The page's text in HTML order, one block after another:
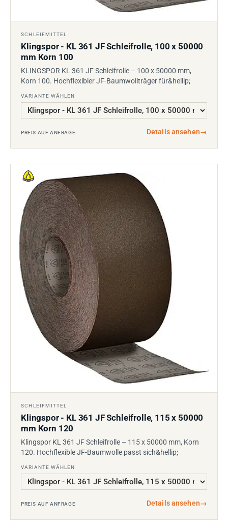
SCHLEIFMITTEL
Klingspor - KL 361 JF Schleifrolle, 100 x 50000
mm Korn 100
KLINGSPOR KL 361 JF Schleifrolle – 100 x 50000 mm,
Korn 100. Hochflexibler JF-Baumwollträger für&hellip;
VARIANTE WÄHLEN
PREIS AUF ANFRAGE Details ansehen→
SCHLEIFMITTEL
Klingspor - KL 361 JF Schleifrolle, 115 x 50000
mm Korn 120
Klingspor KL 361 JF Schleifrolle – 115 x 50000 mm, Korn
120. Hochflexible JF-Baumwolle passt sich&hellip;
VARIANTE WÄHLEN
PREIS AUF ANFRAGE Details ansehen→